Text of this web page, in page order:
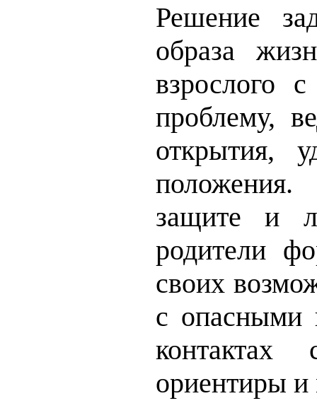
Решение
образа
взрослого
проблему,
открытия,
защите и
родители
своих
с опасными
ориентиры и